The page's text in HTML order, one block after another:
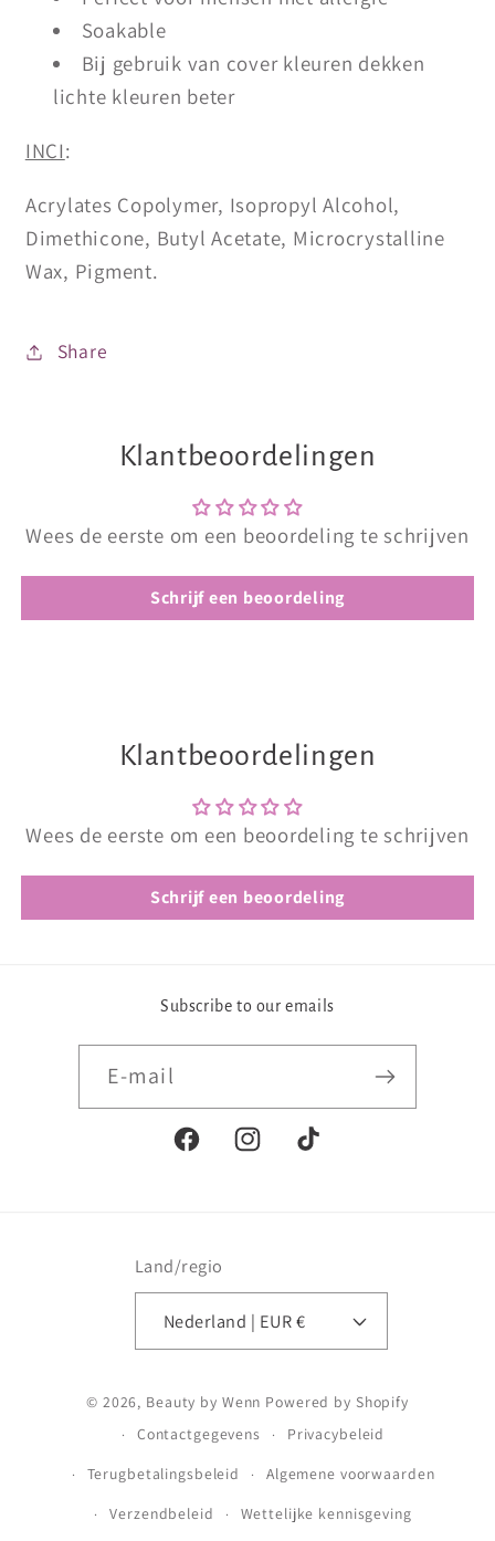
Soakable
Bij gebruik van cover kleuren dekken
lichte kleuren beter
INCI:
Acrylates Copolymer, Isopropyl Alcohol,
Dimethicone, Butyl Acetate, Microcrystalline
Wax, Pigment.
Share
Klantbeoordelingen
Wees de eerste om een beoordeling te schrijven
Schrijf een beoordeling
Klantbeoordelingen
Wees de eerste om een beoordeling te schrijven
Schrijf een beoordeling
Subscribe to our emails
E‑mail
FacebookInstagramTikTok
Land/regio
Nederland | EUR €
© 2026, Beauty by Wenn Powered by Shopify
Contactgegevens
Privacybeleid
Terugbetalingsbeleid
Algemene voorwaarden
Verzendbeleid
Wettelijke kennisgeving